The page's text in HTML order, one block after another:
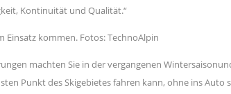
Kontinuität und Qualität.“
Einsatz kommen. Fotos: TechnoAlpin
machten Sie in der vergangenen
Punkt des Skigebietes fahren kann, ohne ins Auto